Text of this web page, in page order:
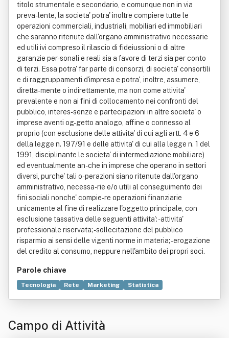
titolo strumentale e secondario, e comunque non in via
preva-lente, la societa' potra' inoltre compiere tutte le
operazioni commerciali, industriali, mobiliari ed immobiliari
che saranno ritenute dall'organo amministrativo necessarie
ed utili ivi compreso il rilascio di fideiussioni o di altre
garanzie per-sonali e reali sia a favore di terzi sia per conto
di terzi. Essa potra' far parte di consorzi, di societa' consortili
e di raggruppamenti d'impresa e potra', inoltre, assumere,
diretta-mente o indirettamente, ma non come attivita'
prevalente e non ai fini di collocamento nei confronti del
pubblico, interes-senze e partecipazioni in altre societa' o
imprese aventi og-getto analogo, affine o connesso al
proprio (con esclusione delle attivita' di cui agli artt. 4 e 6
della legge n. 197/91 e delle attivita' di cui alla legge n. 1 del
1991, disciplinante le societa' di intermediazione mobiliare)
ed eventualmente an-che in imprese che operano in settori
diversi, purche' tali o-perazioni siano ritenute dall'organo
amministrativo, necessa-rie e/o utili al conseguimento dei
fini sociali nonche' compie-re operazioni finanziarie
unicamente al fine di realizzare l'oggetto principale, con
esclusione tassativa delle seguenti attivita': - attivita'
professionale riservata; - sollecitazione del pubblico
risparmio ai sensi delle vigenti norme in materia; - erogazione
del credito al consumo, neppure nell'ambito dei propri soci.
Parole chiave
Tecnologia Rete Marketing
Statistica
Arredamento
Bene immobile
Organizzazione
Campo di Attività